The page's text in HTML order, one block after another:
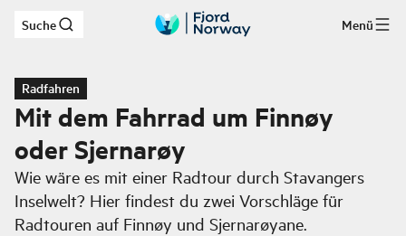
Zum Hauptinhalt
Suche Menü
Radfahren
Mit dem Fahrrad um Finnøy
oder Sjernarøy
Wie wäre es mit einer Radtour durch Stavangers
Inselwelt? Hier findest du zwei Vorschläge für
Radtouren auf Finnøy und Sjernarøyane.